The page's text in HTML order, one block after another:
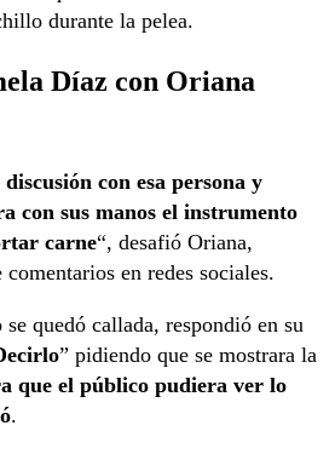
durante la pelea.
Díaz con Oriana
con esa persona y
con sus manos el instrumento
carne“, desafió Oriana,
en redes sociales.
quedó callada, respondió en su
” pidiendo que se mostrara la
que el público pudiera ver lo
.